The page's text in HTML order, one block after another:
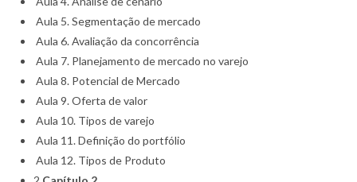
Aula 5. Segmentação de mercado
Aula 6. Avaliação da concorrência
Aula 7. Planejamento de mercado no varejo
Aula 8. Potencial de Mercado
Aula 9. Oferta de valor
Aula 10. Tipos de varejo
Aula 11. Definição do portfólio
Aula 12. Tipos de Produto